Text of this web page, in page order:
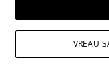
VREAU